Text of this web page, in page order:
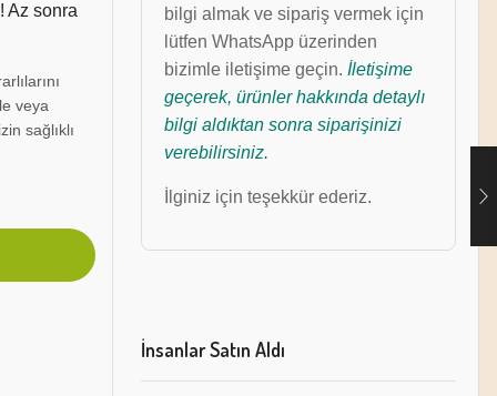
Az sonra
veya
sağlıklı
bilgi almak ve sipariş vermek için
lütfen WhatsApp üzerinden
bizimle iletişime geçin. İletişime
geçerek, ürünler hakkında detaylı
bilgi aldıktan sonra siparişinizi
verebilirsiniz.
İlginiz için teşekkür ederiz.
İnsanlar Satın Aldı